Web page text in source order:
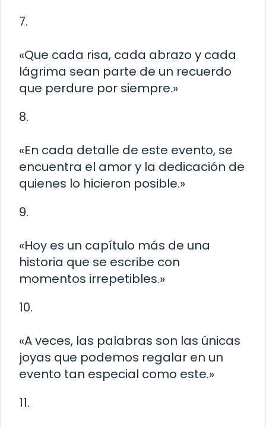
7.
«Que cada risa, cada abrazo y cada
lágrima sean parte de un recuerdo
que perdure por siempre.»
8.
«En cada detalle de este evento, se
encuentra el amor y la dedicación de
quienes lo hicieron posible.»
9.
«Hoy es un capítulo más de una
historia que se escribe con
momentos irrepetibles.»
10.
«A veces, las palabras son las únicas
joyas que podemos regalar en un
evento tan especial como este.»
11.